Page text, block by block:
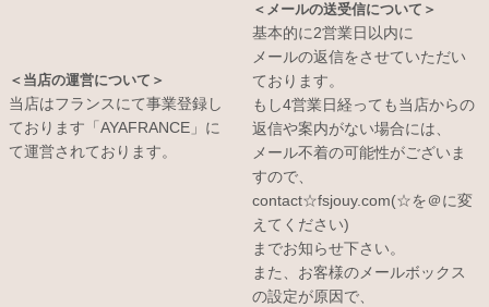
＜当店の運営について＞
当店はフランスにて事業登録し
ております「AYAFRANCE」に
て運営されております。
＜メールの送受信について＞
基本的に2営業日以内に
メールの返信をさせていただい
ております。
もし4営業日経っても当店からの
返信や案内がない場合には、
メール不着の可能性がございま
すので、
contact☆fsjouy.com(☆を＠に変
えてください)
までお知らせ下さい。
また、お客様のメールボックス
の設定が原因で、